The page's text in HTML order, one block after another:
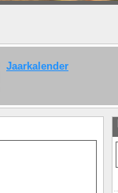
Jaarkalender